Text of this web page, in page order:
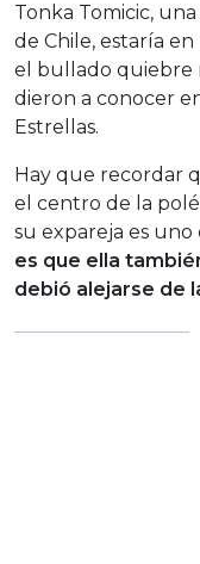
Tonka Tomicic,
de Chile, estaría
el bullado quiebre
dieron a conocer
Estrellas.
Hay que recordar
el centro de la
su expareja es
es que ella
debió alejarse de